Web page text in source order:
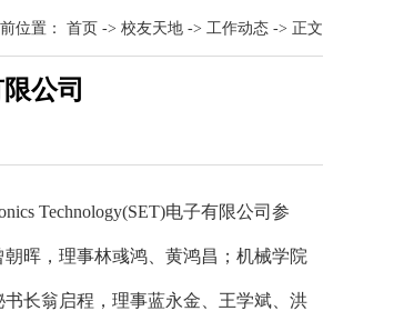
位置： 首页 -> 校友天地 -> 工作动态 -> 正文
公司
Technology(SET)电子有限公司参
晖，理事林彧鸿、黄鸿昌；机械学院
长翁启程，理事蓝永金、王学斌、洪